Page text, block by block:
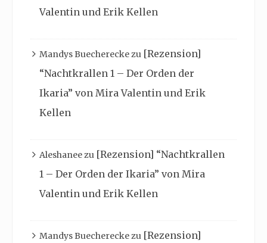
Valentin und Erik Kellen
Mandys Buechereckezu [Rezension]
“Nachtkrallen 1 – Der Orden der
Ikaria” von Mira Valentin und Erik
Kellen
Aleshaneezu [Rezension] “Nachtkrallen
1 – Der Orden der Ikaria” von Mira
Valentin und Erik Kellen
Mandys Buechereckezu [Rezension]